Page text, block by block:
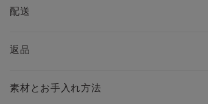
配送
返品
素材とお手入れ方法